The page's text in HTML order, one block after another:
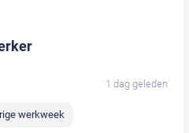
1 dag geleden
werkweek